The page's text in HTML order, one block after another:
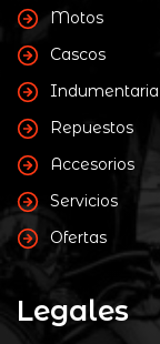
Motos
Cascos
Indumentaria
Repuestos
Accesorios
Servicios
Ofertas
Legales